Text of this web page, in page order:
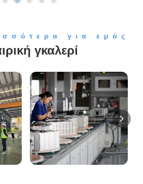
για εμάς
γκαλερί